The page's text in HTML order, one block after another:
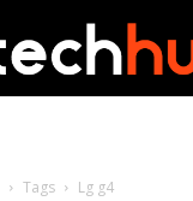
Tags Lg g4